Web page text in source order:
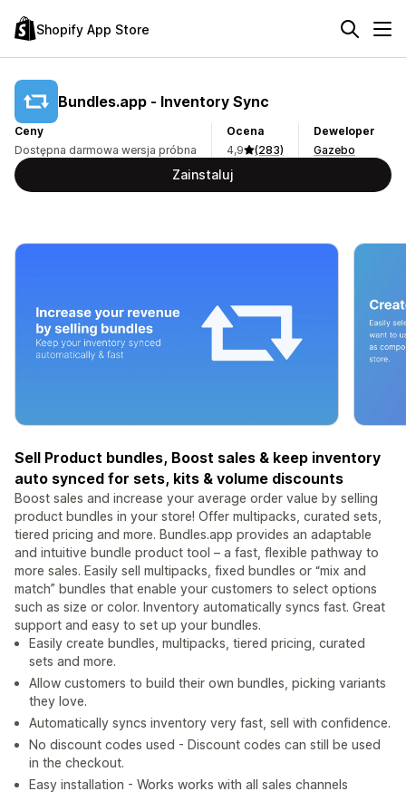
Shopify App Store
Bundles.app ‑ Inventory Sync
Ceny
Dostępna darmowa wersja próbna
Ocena
4,9
(283)
Deweloper
Gazebo
Zainstaluj
Sell Product bundles, Boost sales & keep inventory
auto synced for sets, kits & volume discounts
Boost sales and increase your average order value by selling
product bundles in your store! Offer multipacks, curated sets,
tiered pricing and more. Bundles.app provides an adaptable
and intuitive bundle product tool – a fast, flexible pathway to
more sales. Easily sell multipacks, fixed bundles or “mix and
match” bundles that enable your customers to select options
such as size or color. Inventory automatically syncs fast. Great
support and easy to set up your bundles.
Easily create bundles, multipacks, tiered pricing, curated
sets and more.
Allow customers to build their own bundles, picking variants
they love.
Automatically syncs inventory very fast, sell with confidence.
No discount codes used - Discount codes can still be used
in the checkout.
Easy installation - Works works with all sales channels